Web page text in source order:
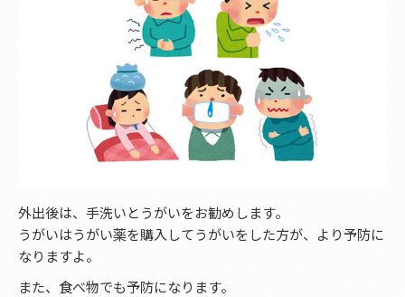
外出後は、手洗いとうがいをお勧めします。
うがいはうがい薬を購入してうがいをした方が、より予防に
なりますよ。
また、食べ物でも予防になります。